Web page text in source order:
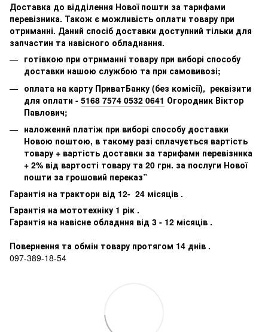
Доставка до відділення Нової пошти за тарифами
перевізника. Також є можливість оплати товару при
отриманні. Даний спосіб доставки доступний тільки для
запчастин та навісного обладнання.
готівкою при отриманні товару при виборі способу
доставки нашою службою та при самовивозі;
оплата на карту ПриватБанку (без комісії), реквізити
для оплати - 5168 7574 0532 0641 Огородник Віктор
Павлович;
наложений платіж при виборі способу доставки
Новою поштою, в такому разі сплачується вартість
товару + вартість доставки за тарифами перевізника
+ 2% від вартості товару та 20 грн. за послуги Нової
пошти за грошовий переказ”
Гарантія на трактори від 12- 24 місяців .
Гарантія на мототехніку 1 рік .
Гарантія на навісне обладння від 3 - 12 місяців .
Повернення та обмін товару протягом 14 днів .
097-389-18-54